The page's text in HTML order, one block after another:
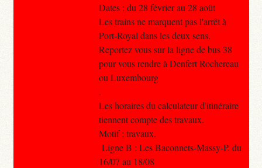
Dates : du 28 février au 28 août
Les trains ne marquent pas l'arrêt à
Port-Royal dans les deux sens.
Reportez vous sur la ligne de bus 38
pour vous rendre à Denfert Rochereau
ou Luxembourg
.
Les horaires du calculateur d'itinéraire
tiennent compte des travaux.
Motif : travaux.
Ligne B : Les Baconnets-Massy-P. du
16/07 au 18/08